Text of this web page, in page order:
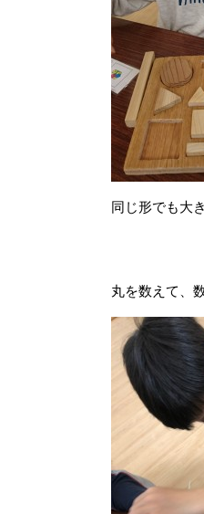
同じ形でも大
丸を数えて、